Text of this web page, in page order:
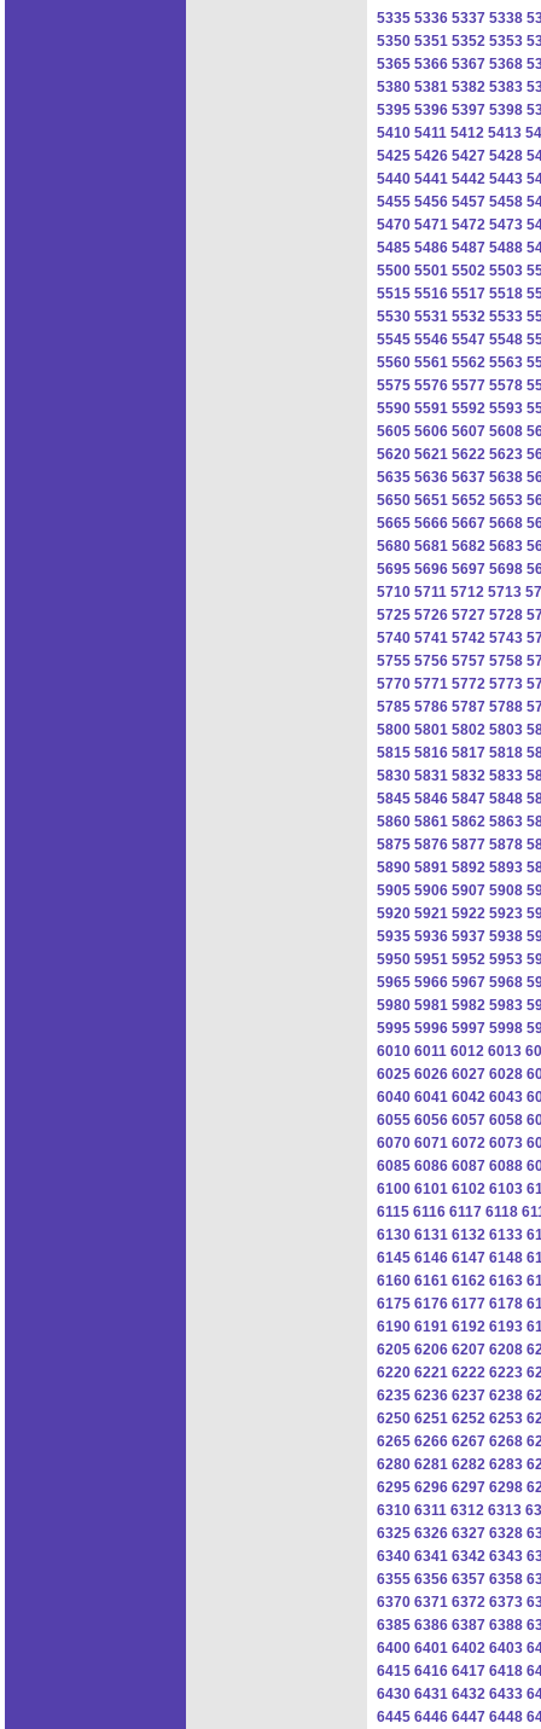
5335 5336 5337 5338
5350 5351 5352 5353
5365 5366 5367 5368
5380 5381 5382 5383
5395 5396 5397 5398
5410 5411 5412 5413
5425 5426 5427 5428
5440 5441 5442 5443
5455 5456 5457 5458
5470 5471 5472 5473
5485 5486 5487 5488
5500 5501 5502 5503
5515 5516 5517 5518
5530 5531 5532 5533
5545 5546 5547 5548
5560 5561 5562 5563
5575 5576 5577 5578
5590 5591 5592 5593
5605 5606 5607 5608
5620 5621 5622 5623
5635 5636 5637 5638
5650 5651 5652 5653
5665 5666 5667 5668
5680 5681 5682 5683
5695 5696 5697 5698
5710 5711 5712 5713
5725 5726 5727 5728
5740 5741 5742 5743
5755 5756 5757 5758
5770 5771 5772 5773
5785 5786 5787 5788
5800 5801 5802 5803
5815 5816 5817 5818
5830 5831 5832 5833
5845 5846 5847 5848
5860 5861 5862 5863
5875 5876 5877 5878
5890 5891 5892 5893
5905 5906 5907 5908
5920 5921 5922 5923
5935 5936 5937 5938
5950 5951 5952 5953
5965 5966 5967 5968
5980 5981 5982 5983
5995 5996 5997 5998
6010 6011 6012 6013
6025 6026 6027 6028
6040 6041 6042 6043
6055 6056 6057 6058
6070 6071 6072 6073
6085 6086 6087 6088
6100 6101 6102 6103
6115 6116 6117 6118
6130 6131 6132 6133
6145 6146 6147 6148
6160 6161 6162 6163
6175 6176 6177 6178
6190 6191 6192 6193
6205 6206 6207 6208
6220 6221 6222 6223
6235 6236 6237 6238
6250 6251 6252 6253
6265 6266 6267 6268
6280 6281 6282 6283
6295 6296 6297 6298
6310 6311 6312 6313
6325 6326 6327 6328
6340 6341 6342 6343
6355 6356 6357 6358
6370 6371 6372 6373
6385 6386 6387 6388
6400 6401 6402 6403
6415 6416 6417 6418
6430 6431 6432 6433
6445 6446 6447 6448